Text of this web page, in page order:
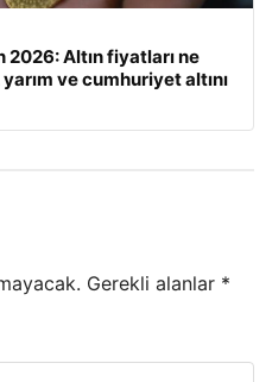
2026: Altın fiyatları ne
ve cumhuriyet altını
Gerekli alanlar *